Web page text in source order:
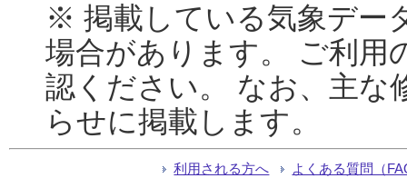
※ 掲載している気象デー
場合があります。 ご利用
認ください。 なお、主な
らせに掲載します。
利用される方へ よくある質問（